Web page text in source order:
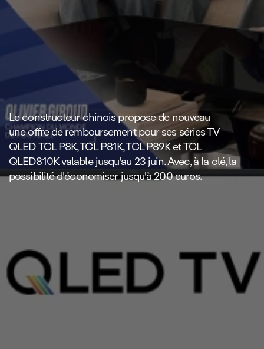
Le constructeur chinois propose de nouveau
une offre de remboursement pour ses séries TV
QLED TCL P8K, TCL P81K, TCL P89K et TCL
QLED810K valable jusqu'au 23 juin. Avec, à la clé, la
possibilité d'économiser jusqu'à 200 euros.